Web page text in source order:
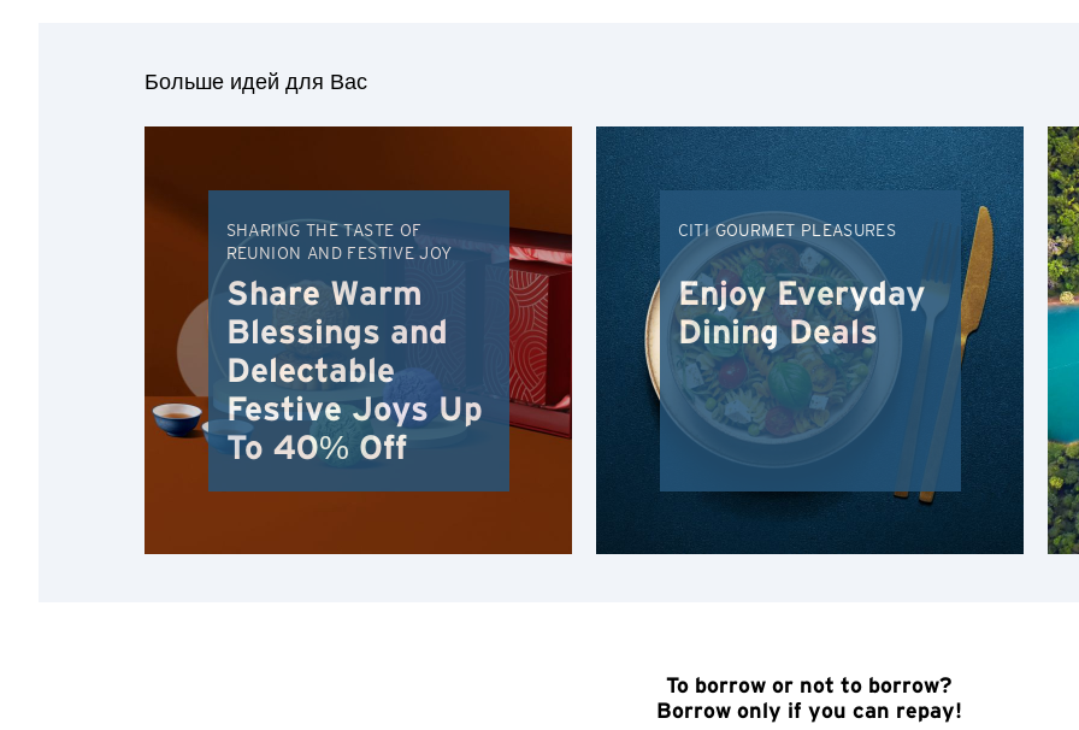
Больше идей для Вас
SHARING THE TASTE OF
REUNION AND FESTIVE JOY
Share Warm
Blessings and
Delectable
Festive Joys Up
To 40% Off
CITI GOURMET PLEASURES
Enjoy Everyday
Dining Deals
To borrow or not to borrow?
Borrow only if you can repay!
Остров Гонконг, Hong Kong
K
Коулун, Hong Kong
N
Новые Территории, Hong Kong
H
Гонконг
Остров Гонконг, Hong Kong
N